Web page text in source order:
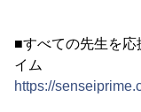
■すべての先生を
イム
https://